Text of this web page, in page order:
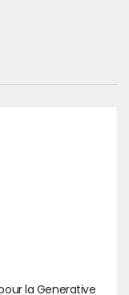
la Generative